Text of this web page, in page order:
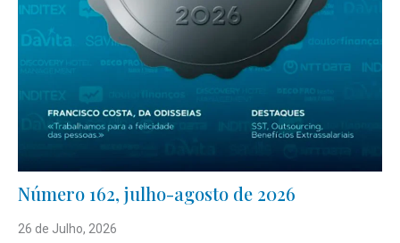
Número 162, julho-agosto de 2026
26 de Julho, 2026